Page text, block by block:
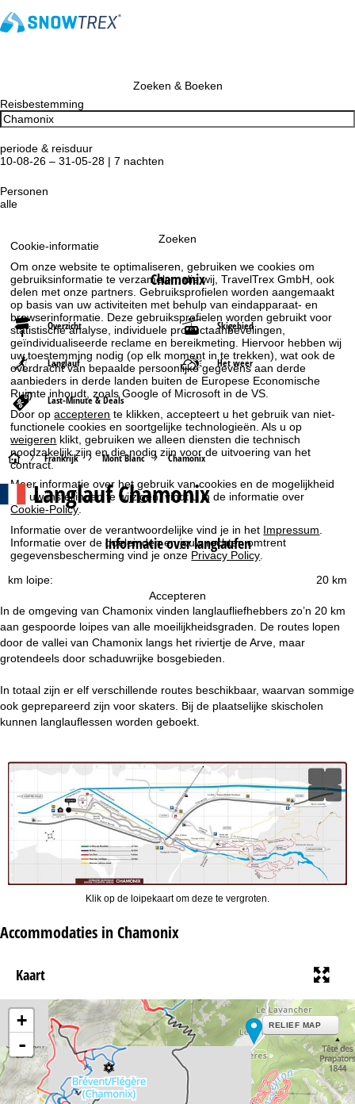
Cookie-informatie
Om onze website te optimaliseren, gebruiken we cookies om
gebruiksinformatie te verzamelen, die wij, TravelTrex GmbH, ook
delen met onze partners. Gebruiksprofielen worden aangemaakt
op basis van uw activiteiten met behulp van eindapparaat- en
browserinformatie. Deze gebruiksprofielen worden gebruikt voor
statistische analyse, individuele productaanbevelingen,
geïndividualiseerde reclame en bereikmeting. Hiervoor hebben wij
uw toestemming nodig (op elk moment in te trekken), wat ook de
overdracht van bepaalde persoonlijke gegevens aan derde
aanbieders in derde landen buiten de Europese Economische
Ruimte inhoudt, zoals Google of Microsoft in de VS.
Door opaccepteren te klikken, accepteert u het gebruik van niet-
functionele cookies en soortgelijke technologieën. Als u op
weigeren klikt, gebruiken we alleen diensten die technisch
noodzakelijk zijn en die nodig zijn voor de uitvoering van het
contract.
Meer informatie over het gebruik van cookies en de mogelijkheid
om uw instellingen te wijzigen, vindt u in de informatie over
Cookie-Policy
Informatie over de verantwoordelijke vind je in het Impressum
Informatie over de doeleinden en jouw rechten omtrent
gegevensbescherming vind je onze Privacy Policy
Accepteren
Zoeken & Boeken
Reisbestemming
periode & reisduur
10-08-26 – 31-05-28 | 7 nachten
Personen
alle
Zoeken
Chamonix
Overzicht Skigebied
Langlauf Het weer
Last-Minute & Deals
S
t
r
t
g
Frankrijk Mont Blanc Chamonix
Langlauf Chamonix
Informatie over langlaufen
20 km
km loipe:
In de omgeving van Chamonix vinden langlaufliefhebbers zo’n 20 km
aan gespoorde loipes van alle moeilijkheidsgraden. De routes lopen
door de vallei van Chamonix langs het riviertje de Arve, maar
grotendeels door schaduwrijke bosgebieden.
In totaal zijn er elf verschillende routes beschikbaar, waarvan sommige
ook geprepareerd zijn voor skaters. Bij de plaatselijke skischolen
kunnen langlauflessen worden geboekt.
Klik op de loipekaart om deze te vergroten.
Accommodaties in Chamonix
Kaart
+
-
RELIEF MAP